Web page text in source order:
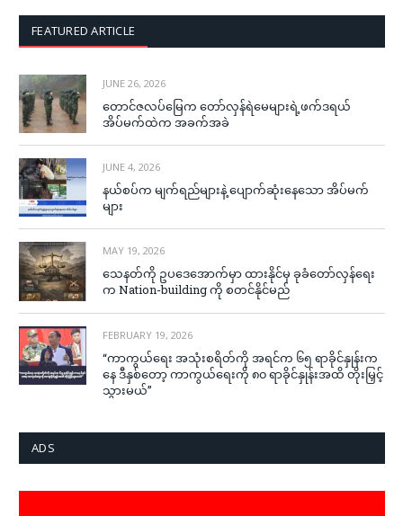
FEATURED ARTICLE
JUNE 26, 2026
တောင်ဇလပ်မြေက တော်လှန်ရဲမေများရဲ့ဖက်ဒရယ်
အိပ်မက်ထဲက အခက်အခဲ
JUNE 4, 2026
နယ်စပ်က မျက်ရည်များနဲ့ ပျောက်ဆုံးနေသော အိပ်မက်
များ
MAY 19, 2026
သေနတ်ကို ဥပဒေအောက်မှာ ထားနိုင်မှ ခုခံတော်လှန်ရေး
က Nation-building ကို စတင်နိုင်မည်
FEBRUARY 19, 2026
“ကာကွယ်ရေး အသုံးစရိတ်ကို အရင်က ၆၅ ရာခိုင်နှုန်းက
နေ ဒီနှစ်တော့ ကာကွယ်ရေးကို ၈၀ ရာခိုင်နှုန်းအထိ တိုးမြှင့်
သွားမယ်”
ADS